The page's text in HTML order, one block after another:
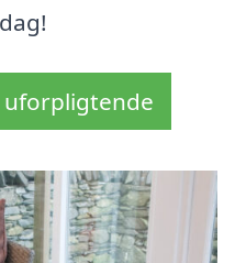
uforpligtende